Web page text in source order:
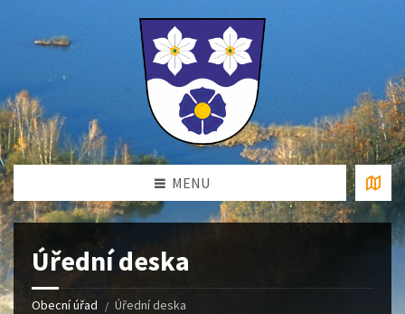
MENU
Úřední deska
Obecní úřad Úřední deska